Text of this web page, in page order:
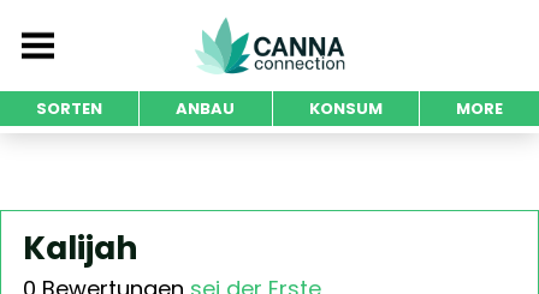
SORTEN ANBAU KONSUM MORE
Kalijah